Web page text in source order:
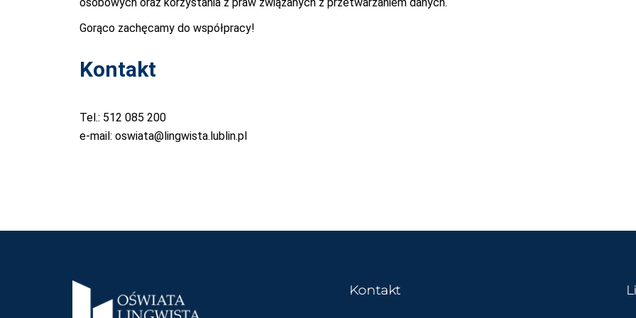
Gorąco zachęcamy do współpracy!
Kontakt
Tel.: 512 085 200
e-mail: oswiata@lingwista.lublin.pl
Kontakt